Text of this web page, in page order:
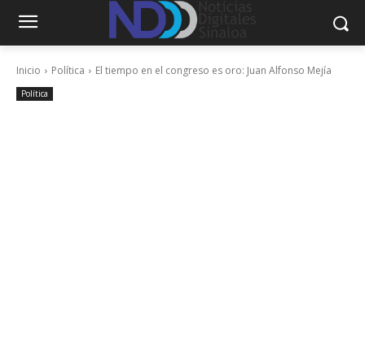
Inicio Política El tiempo en el congreso es oro: Juan Alfonso Mejía
Política